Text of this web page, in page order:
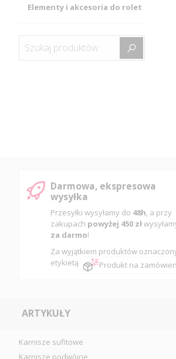
Elementy i akcesoria do rolet
Szukaj produktów:
Darmowa, ekspresowa
wysyłka
Przesyłki wysyłamy do 48h, a przy
zakupach powyżej 450 zł
za darmo!
Za wyjątkiem produktów
etykietą
Produkt na
ARTYKUŁY
Karnisze sufitowe
Karnisze podwójne